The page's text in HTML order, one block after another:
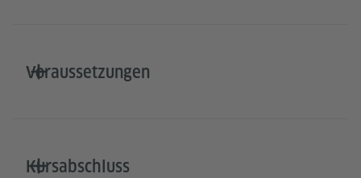
Voraussetzungen
Kursabschluss